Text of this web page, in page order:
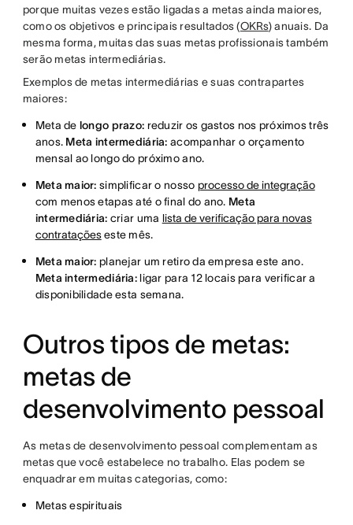
porque muitas vezes estão ligadas a metas ainda maiores,
como os objetivos e principais resultados (OKRs) anuais. Da
mesma forma, muitas das suas metas profissionais também
serão metas intermediárias.
Exemplos de metas intermediárias e suas contrapartes
maiores:
Meta de longo prazo: reduzir os gastos nos próximos três
anos. Meta intermediária: acompanhar o orçamento
mensal ao longo do próximo ano.
Meta maior:simplificar o nosso processo de integração
com menos etapas até o final do ano. Meta
intermediária: criar uma lista de verificação para novas
contrataçõeseste mês.
Meta maior:planejar um retiro da empresa este ano.
Meta intermediária:ligar para 12 locais para verificar a
disponibilidade esta semana.
Outros tipos de metas:
metas de
desenvolvimento pessoal
As metas de desenvolvimento pessoal complementam as
metas que você estabelece no trabalho. Elas podem se
enquadrar em muitas categorias, como:
Metas espirituais